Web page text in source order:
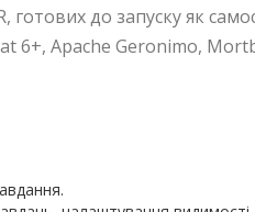
до запуску як
Apache Geronimo,